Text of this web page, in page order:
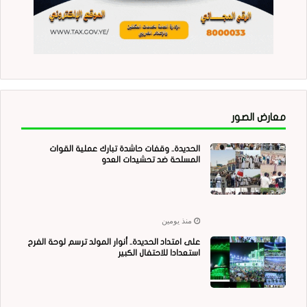
معارض الصور
الحديدة.. وقفات حاشدة تبارك عملية القوات
المسلحة ضد تحشيدات العدو
منذ يومين
على امتداد الحديدة.. أنوار المولد ترسم لوحة الفرح
استعدادا للاحتفال الكبير